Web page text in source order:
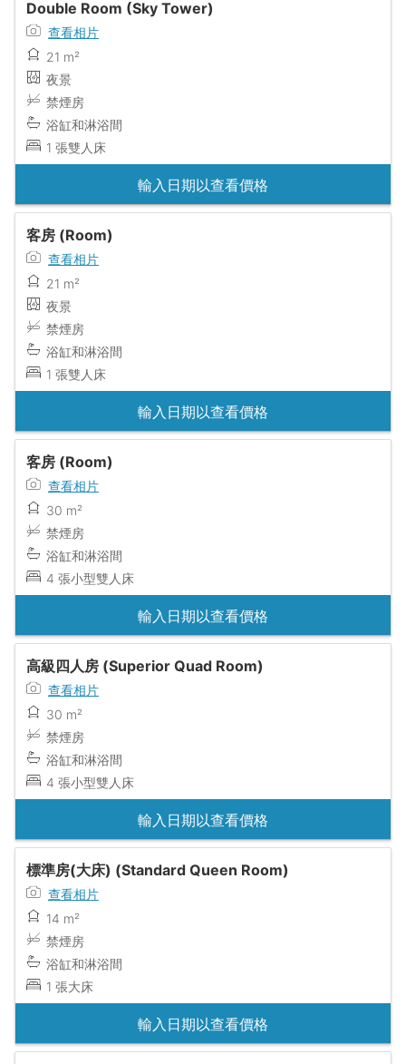
Double Room (Sky Tower)
查看相片
21 m²
夜景
禁煙房
浴缸和淋浴間
1 張雙人床
輸入日期以查看價格
客房 (Room)
查看相片
21 m²
夜景
禁煙房
浴缸和淋浴間
1 張雙人床
輸入日期以查看價格
客房 (Room)
查看相片
30 m²
禁煙房
浴缸和淋浴間
4 張小型雙人床
輸入日期以查看價格
高級四人房 (Superior Quad Room)
查看相片
30 m²
禁煙房
浴缸和淋浴間
4 張小型雙人床
輸入日期以查看價格
標準房(大床) (Standard Queen Room)
查看相片
14 m²
禁煙房
浴缸和淋浴間
1 張大床
輸入日期以查看價格